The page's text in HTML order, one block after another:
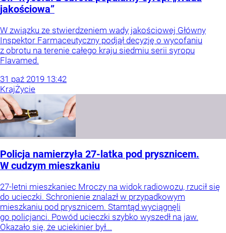
jakościowa”
W związku ze stwierdzeniem wady jakościowej Główny
Inspektor Farmaceutyczny podjął decyzję o wycofaniu
z obrotu na terenie całego kraju siedmiu serii syropu
Flavamed.
31 paź 2019 13:42
KrajŻycie
Policja namierzyła 27-latka pod prysznicem.
W cudzym mieszkaniu
27-letni mieszkaniec Mroczy na widok radiowozu, rzucił się
do ucieczki. Schronienie znalazł w przypadkowym
mieszkaniu pod prysznicem. Stamtąd wyciągnęli
go policjanci. Powód ucieczki szybko wyszedł na jaw.
Okazało się, że uciekinier był...